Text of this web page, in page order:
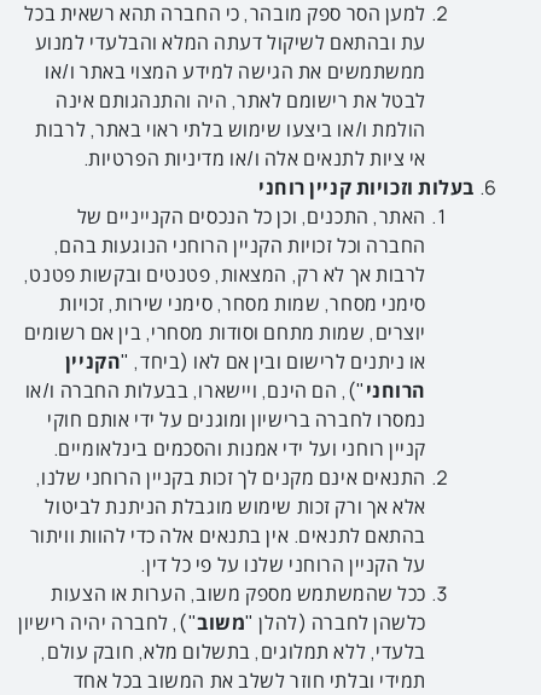
למען הסר ספק מובהר, כי החברה תהא רשאית בכל
עת ובהתאם לשיקול דעתה המלא והבלעדי למנוע
ממשתמשים את הגישה למידע המצוי באתר ו/או
לבטל את רישומם לאתר, היה והתנהגותם אינה
הולמת ו/או ביצעו שימוש בלתי ראוי באתר, לרבות
אי ציות לתנאים אלה ו/או מדיניות הפרטיות.
בעלות וזכויות קניין רוחני
האתר, התכנים, וכן כל הנכסים הקנייניים של
החברה וכל זכויות הקניין הרוחני הנוגעות בהם,
לרבות אך לא רק, המצאות, פטנטים ובקשות פטנט,
סימני מסחר, שמות מסחר, סימני שירות, זכויות
יוצרים, שמות מתחם וסודות מסחרי, בין אם רשומים
או ניתנים לרישום ובין אם לאו (ביחד, "הקניין
הרוחני"), הם הינם, ויישארו, בבעלות החברה ו/או
נמסרו לחברה ברישיון ומוגנים על ידי אותם חוקי
קניין רוחני ועל ידי אמנות והסכמים בינלאומיים.
התנאים אינם מקנים לך זכות בקניין הרוחני שלנו,
אלא אך ורק זכות שימוש מוגבלת הניתנת לביטול
בהתאם לתנאים. אין בתנאים אלה כדי להוות וויתור
על הקניין הרוחני שלנו על פי כל דין.
ככל שהמשתמש מספק משוב, הערות או הצעות
כלשהן לחברה (להלן "משוב"), לחברה יהיה רישיון
בלעדי, ללא תמלוגים, בתשלום מלא, חובק עולם,
תמידי ובלתי חוזר לשלב את המשוב בכל אחד